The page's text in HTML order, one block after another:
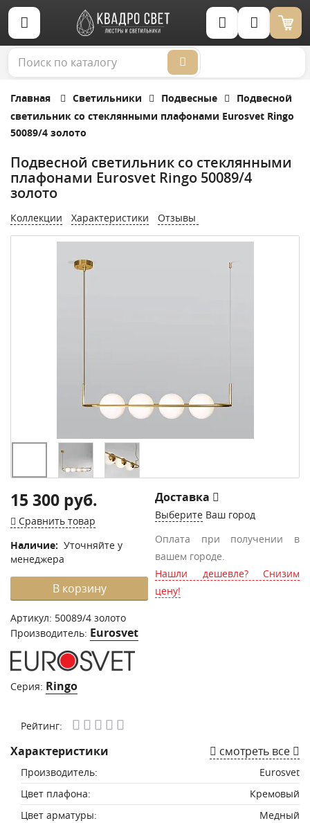
Корзина (0)
Главная Светильники Подвесные
Подвесной
светильник со стеклянными плафонами Eurosvet Ringo
50089/4 золото
Подвесной светильник со стеклянными
плафонами Eurosvet Ringo 50089/4
золото
Коллекции Характеристики Отзывы
15 300 руб.
Сравнить товар
Наличие: Уточняйте у
менеджера
В корзину
Артикул: 50089/4 золото
Производитель: Eurosvet
Серия: Ringo
Доставка
Выберите Ваш город
Оплата при получении в
вашем городе.
Нашли дешевле? Снизим
цену!
Рейтинг:
Характеристики смотреть все
Производитель:
Eurosvet
Цвет плафона:
Кремовый
Цвет арматуры:
Медный